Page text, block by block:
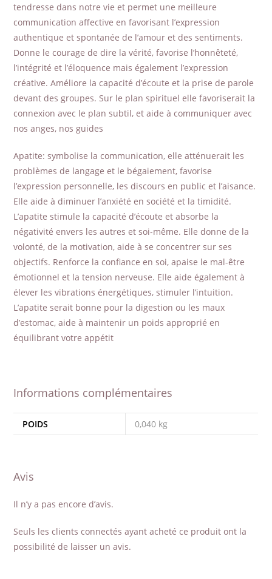
tendresse dans notre vie et permet une meilleure
communication affective en favorisant l’expression
authentique et spontanée de l’amour et des sentiments.
Donne le courage de dire la vérité, favorise l’honnêteté,
l’intégrité et l’éloquence mais également l’expression
créative. Améliore la capacité d’écoute et la prise de parole
devant des groupes. Sur le plan spirituel elle favoriserait la
connexion avec le plan subtil, et aide à communiquer avec
nos anges, nos guides
Apatite: symbolise la communication, elle atténuerait les
problèmes de langage et le bégaiement, favorise
l’expression personnelle, les discours en public et l’aisance.
Elle aide à diminuer l’anxiété en société et la timidité.
L’apatite stimule la capacité d’écoute et absorbe la
négativité envers les autres et soi-même. Elle donne de la
volonté, de la motivation, aide à se concentrer sur ses
objectifs. Renforce la confiance en soi, apaise le mal-être
émotionnel et la tension nerveuse. Elle aide également à
élever les vibrations énergétiques, stimuler l’intuition.
L’apatite serait bonne pour la digestion ou les maux
d’estomac, aide à maintenir un poids approprié en
équilibrant votre appétit
Informations complémentaires
POIDS 0,040 kg
Avis
Il n’y a pas encore d’avis.
Seuls les clients connectés ayant acheté ce produit ont la
possibilité de laisser un avis.